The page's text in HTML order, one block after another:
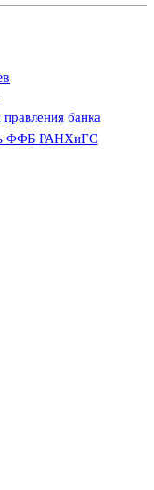
банка
ФФБ РАНХиГС